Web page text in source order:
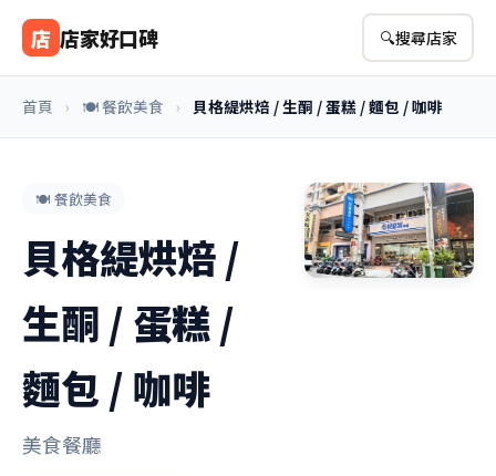
店 店家好口碑 🔍搜尋店家
首頁 › 🍽️ 餐飲美食 › 貝格緹烘焙 / 生酮 / 蛋糕 / 麵包 / 咖啡
🍽️ 餐飲美食
貝格緹烘焙 /
生酮 / 蛋糕 /
麵包 / 咖啡
美食餐廳